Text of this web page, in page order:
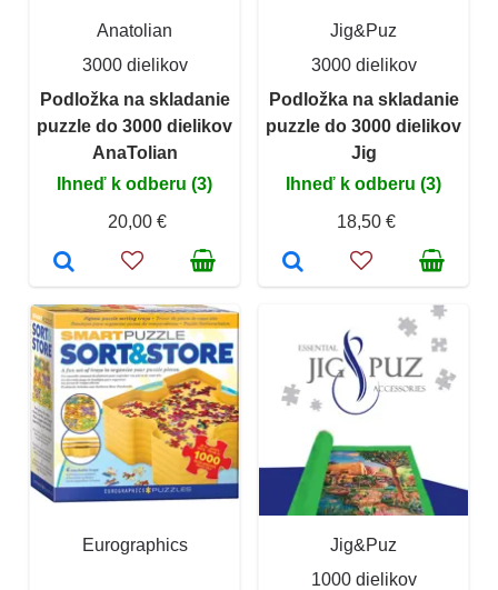
Anatolian
3000 dielikov
Podložka na skladanie
puzzle do 3000 dielikov
AnaTolian
Ihneď k odberu (3)
20,00 €
Jig&Puz
3000 dielikov
Podložka na skladanie
puzzle do 3000 dielikov
Jig
Ihneď k odberu (3)
18,50 €
Eurographics
Jig&Puz
1000 dielikov